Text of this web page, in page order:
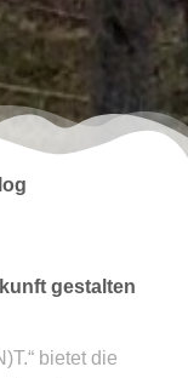
gestalten
bietet die